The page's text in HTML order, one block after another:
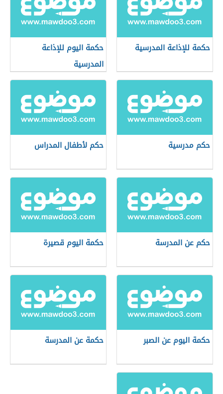
حكمة للإذاعة المدرسية
حكمة اليوم للإذاعة
المدرسية
حكم مدرسية حكم لأطفال المدراس
حكم عن المدرسة حكمة اليوم قصيرة
حكمة اليوم عن الصبر حكمة عن المدرسة